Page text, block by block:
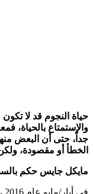
حياة النجوم قد لا
والإستمتاع بالحياة،
جداً، حتى أن البعض منهم
الخطأ أو مقصودة،
مايكل جايس حكم بالسجن